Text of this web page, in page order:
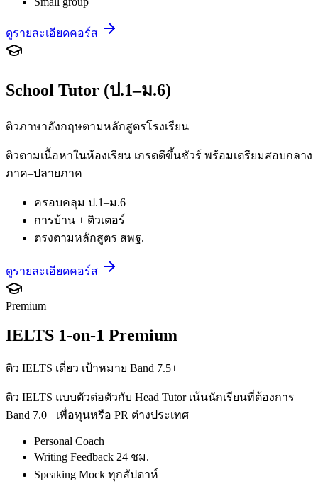
ดูรายละเอียดคอร์ส
School Tutor (ป.1–ม.6)
ติวภาษาอังกฤษตามหลักสูตรโรงเรียน
ติวตามเนื้อหาในห้องเรียน เกรดดีขึ้นชัวร์ พร้อมเตรียมสอบกลาง
ภาค–ปลายภาค
ครอบคลุม ป.1–ม.6
การบ้าน + ติวเตอร์
ตรงตามหลักสูตร สพฐ.
ดูรายละเอียดคอร์ส
Premium
IELTS 1-on-1 Premium
ติว IELTS เดี่ยว เป้าหมาย Band 7.5+
ติว IELTS แบบตัวต่อตัวกับ Head Tutor เน้นนักเรียนที่ต้องการ
Band 7.0+ เพื่อทุนหรือ PR ต่างประเทศ
Personal Coach
Writing Feedback 24 ชม.
Speaking Mock ทุกสัปดาห์